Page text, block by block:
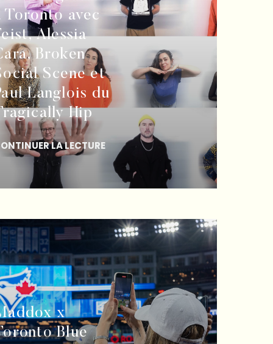
Toronto avec
Alessia
Broken
Scene et
Langlois du
Hip
LA LECTURE
x
Blue